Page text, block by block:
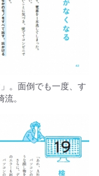
。面倒でも一度、す
。